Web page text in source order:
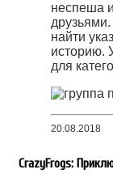
неспеша
найти
историю.
для
20.08.2018
CrazyFrogs: